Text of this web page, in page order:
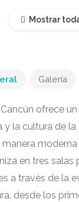
Mostrar
Galería
ofrece
y la cultura de
en tres salas
a través de la
desde los